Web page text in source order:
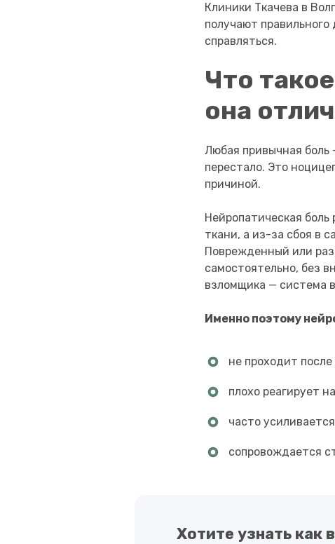
Клиники Ткачева в
получают правильного
справляться.
Что
она
Любая привычная боль
перестало. Это
причиной.
Нейропатическая
ткани, а из-за сбоя в
Поврежденный или
самостоятельно, без
взломщика — система
Именно поэтому
не проходит
плохо реагирует
часто
сопровождается
Хотите узнать как